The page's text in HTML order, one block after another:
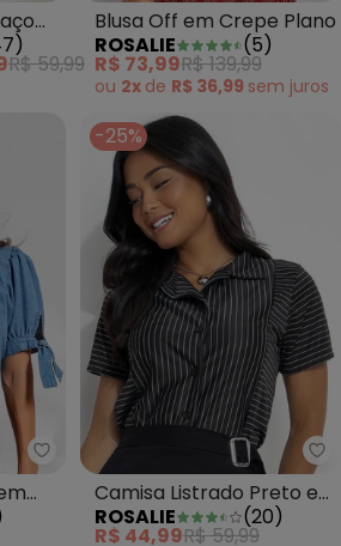
)
R$ 59,99
Blusa Off em Crepe Plano
ROSALIE
(5)
R$ 73,99R$ 139,99
ou 2x de R$ 36,99 sem juros
Rosalie - Blusa Jeans Médio em
-25%
Camisa Listrado Preto e
Branco em Malha
ROSALIE (20)
R$ 44,99R$ 59,99